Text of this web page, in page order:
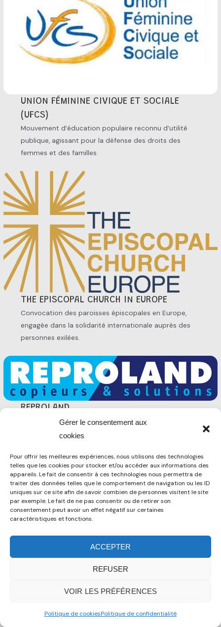
Gérer le consentement aux
cookies
Pour offrir les meilleures expériences, nous utilisons des technologies
telles que les cookies pour stocker et/ou accéder aux informations des
appareils. Le fait de consentir à ces technologies nous permettra de
traiter des données telles que le comportement de navigation ou les ID
uniques sur ce site afin de savoir combien de personnes visitent le site
par exemple. Le fait de ne pas consentir ou de retirer son
consentement peut avoir un effet négatif sur certaines
caractéristiques et fonctions.
ACCEPTER
REFUSER
VOIR LES PRÉFÉRENCES
Politique de cookiesPolitique de confidentialité
UNION FÉMININE CIVIQUE ET SOCIALE
(UFCS)
Mouvement d’éducation populaire reconnu d’utilité
publique, agissant pour la défense des droits des
femmes et des familles.
THE EPISCOPAL CHURCH IN EUROPE
Convocation des paroisses épiscopales en Europe,
engagée dans la solidarité internationale auprès des
personnes exilées.
REPROLAND
Partenaire spécialisé en solutions d’impression et de
reprographie pour les besoins d’édition et de